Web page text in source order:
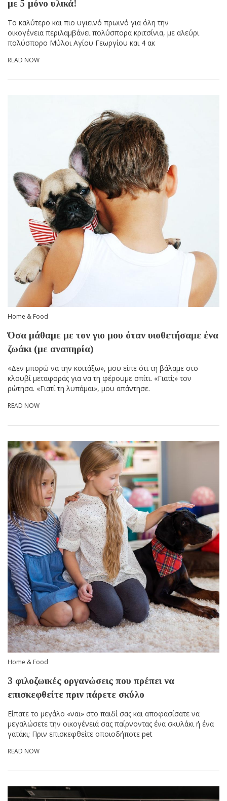
με 5 μόνο υλικά!
Το καλύτερο και πιο υγιεινό πρωινό για όλη την
οικογένεια περιλαμβάνει πολύσπορα κριτσίνια, με αλεύρι
πολύσπορο Μύλοι Αγίου Γεωργίου και 4 ακ
READ NOW
Home & Food
Όσα μάθαμε με τον γιο μου όταν υιοθετήσαμε ένα
ζωάκι (με αναπηρία)
«Δεν μπορώ να την κοιτάξω», μου είπε ότι τη βάλαμε στο
κλουβί μεταφοράς για να τη φέρουμε σπίτι. «Γιατί;» τον
ρώτησα. «Γιατί τη λυπάμαι», μου απάντησε.
READ NOW
Home & Food
3 φιλοζωικές οργανώσεις που πρέπει να
επισκεφθείτε πριν πάρετε σκύλο
Είπατε το μεγάλο «ναι» στο παιδί σας και αποφασίσατε να
μεγαλώσετε την οικογένειά σας παίρνοντας ένα σκυλάκι ή ένα
γατάκι; Πριν επισκεφθείτε οποιοδήποτε pet
READ NOW